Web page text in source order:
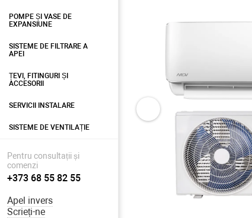
POMPE ȘI VASE DE
EXPANSIUNE
SISTEME DE FILTRARE A
APEI
ȚEVI, FITINGURI ȘI
ACCESORII
SERVICII INSTALARE
SISTEME DE VENTILAȚIE
Pentru consultații și
comenzi
+373 68 55 82 55
Apel invers
Scrieți-ne